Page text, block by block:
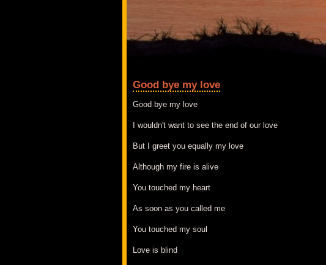
Good bye my love
Good bye my love
I wouldn't want to see the end of our love
But I greet you equally my love
Although my fire is alive
You touched my heart
As soon as you called me
You touched my soul
Love is blind